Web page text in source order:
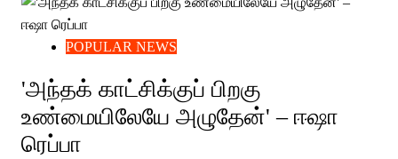
POPULAR NEWS
'அந்தக் காட்சிக்குப் பிறகு
உண்மையிலேயே அழுதேன்' – ஈஷா
ரெப்பா